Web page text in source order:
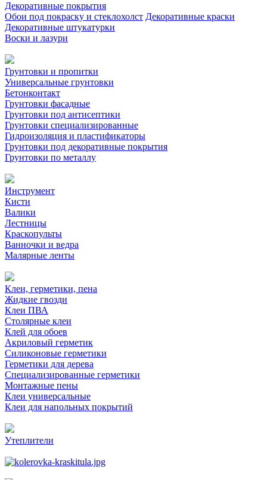
Декоративные покрытия
Обои под покраску и стеклохолст Декоративные краски
Декоративные штукатурки
Воски и лазури
Грунтовки и пропитки
Универсальные грунтовки
Бетонконтакт
Грунтовки фасадные
Грунтовки под антисептики
Грунтовки специализированные
Гидроизоляция и пластификаторы
Грунтовки под декоративные покрытия
Грунтовки по металлу
Инструмент
Кисти
Валики
Лестницы
Краскопульты
Ванночки и ведра
Малярные ленты
Клеи, герметики, пена
Жидкие гвозди
Клеи ПВА
Столярные клеи
Клей для обоев
Акриловый герметик
Силиконовые герметики
Герметики для дерева
Специализированные герметики
Монтажные пены
Клеи универсальные
Клеи для напольных покрытий
Утеплители